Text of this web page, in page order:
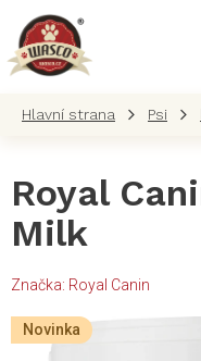
obsah
Psi
Royal
Milk
Značka: Royal Canin
Novinka